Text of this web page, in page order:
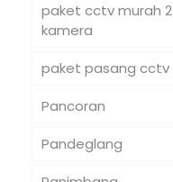
paket cctv murah 2
kamera
paket pasang cctv
Pancoran
Pandeglang